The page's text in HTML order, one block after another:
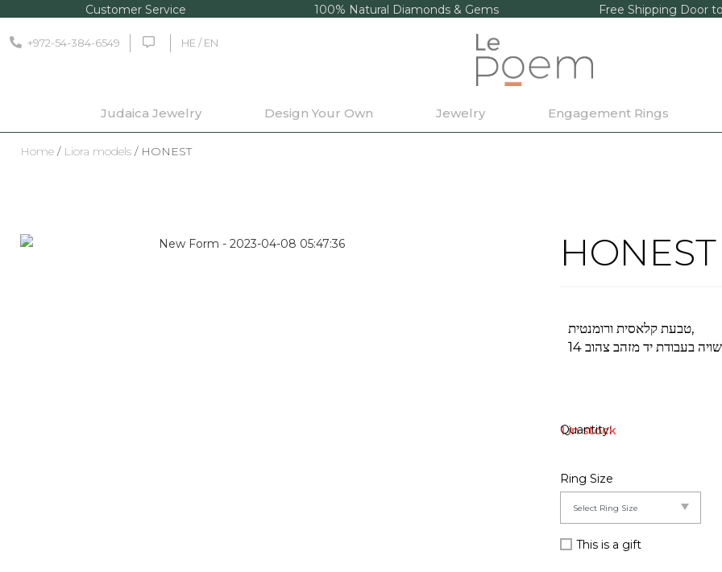
Customer Service 100% Natural Diamonds & Gems Free Shipping Door
+972-54-384-6549 HE / EN
Judaica Jewelry Design Your Own Jewelry Engagement Rings
Home / Liora models / HONEST
HONEST
טבעת קלאסית ורומנטית,
1 in stock
Ring Size
This is a gift